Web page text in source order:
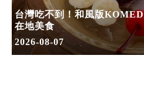
台灣吃不到！和風版
在地美食
2026-08-07